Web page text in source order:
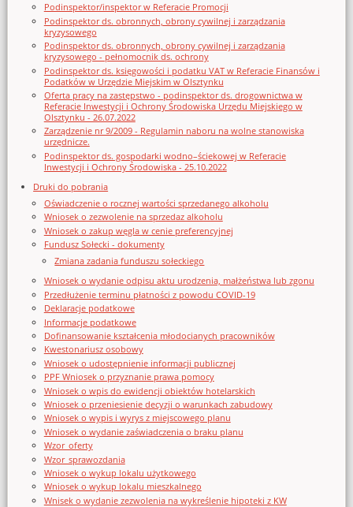
Podinspektor/inspektor w Referacie Promocji
Podinspektor ds. obronnych, obrony cywilnej i zarządzania
kryzysowego
Podinspektor ds. obronnych, obrony cywilnej i zarządzania
kryzysowego - pełnomocnik ds. ochrony
Podinspektor ds. księgowości i podatku VAT w Referacie Finansów i
Podatków w Urzędzie Miejskim w Olsztynku
Oferta pracy na zastępstwo - podinspektor ds. drogownictwa w
Referacie Inwestycji i Ochrony Środowiska Urzędu Miejskiego w
Olsztynku - 26.07.2022
Zarządzenie nr 9/2009 - Regulamin naboru na wolne stanowiska
urzędnicze.
Podinspektor ds. gospodarki wodno–ściekowej w Referacie
Inwestycji i Ochrony Środowiska - 25.10.2022
Druki do pobrania
Oświadczenie o rocznej wartości sprzedanego alkoholu
Wniosek o zezwolenie na sprzedaz alkoholu
Wniosek o zakup węgla w cenie preferencyjnej
Fundusz Sołecki - dokumenty
Zmiana zadania funduszu sołeckiego
Wniosek o wydanie odpisu aktu urodzenia, małżeństwa lub zgonu
Przedłużenie terminu płatności z powodu COVID-19
Deklaracje podatkowe
Informacje podatkowe
Dofinansowanie kształcenia młodocianych pracowników
Kwestonariusz osobowy
Wniosek o udostępnienie informacji publicznej
PPF Wniosek o przyznanie prawa pomocy
Wniosek o wpis do ewidencji obiektów hotelarskich
Wniosek o przeniesienie decyzji o warunkach zabudowy
Wniosek o wypis i wyrys z miejscowego planu
Wniosek o wydanie zaświadczenia o braku planu
Wzor_oferty
Wzor_sprawozdania
Wniosek o wykup lokalu użytkowego
Wniosek o wykup lokalu mieszkalnego
Wnisek o wydanie zezwolenia na wykreślenie hipoteki z KW